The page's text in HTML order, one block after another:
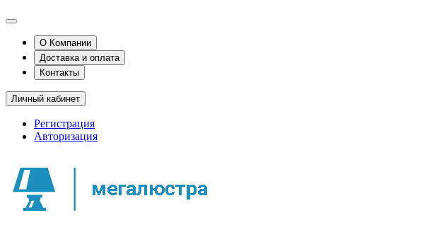
О Компании
Доставка и оплата
Контакты
Личный кабинет
Регистрация
Авторизация